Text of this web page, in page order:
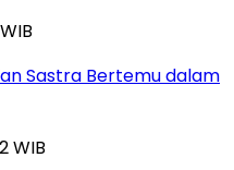
Sastra Bertemu dalam
WIB